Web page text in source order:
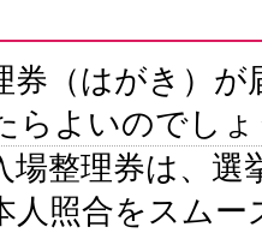
券（はがき）
らよいのでし
場整理券は、選
人照合をスム